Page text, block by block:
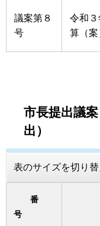
議案第８
号
令和
算（案
市長提出議
出）
表のサイズを切り替
番
号